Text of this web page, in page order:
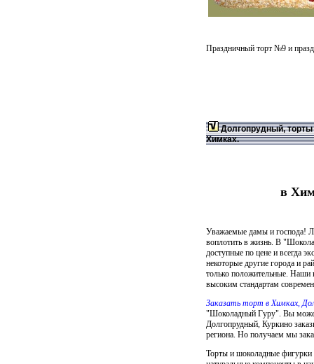
Праздничный торт №9 и
Долгопрудный, торты
Химках.
в
Уважаемые дамы и господа!
воплотить в жизнь. В
доступные по цене и всегда
некоторые другие города и
только положительные. Наши
высоким стандартам
Заказать торт в Химках,
"Шоколадный Гуру". Вы
Долгопрудный, Куркино
региона. Но получаем мы
Торты и шоколадные фигурки